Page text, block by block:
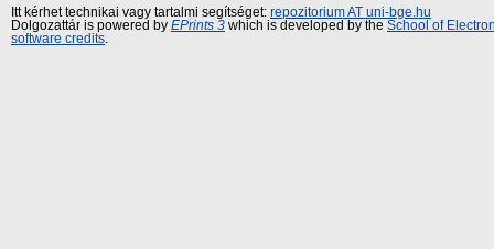
Itt kérhet technikai vagy tartalmi segítséget: repozitorium AT uni-bge.hu
Dolgozattár is powered by EPrints 3 which is developed by the School of
software credits